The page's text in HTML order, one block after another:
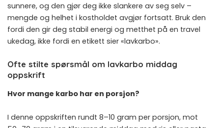
sunnere, og den gjør deg ikke slankere av seg selv –
mengde og helhet i kostholdet avgjør fortsatt. Bruk den
fordi den gir deg stabil energi og metthet på en travel
ukedag, ikke fordi en etikett sier «lavkarbo».
Ofte stilte spørsmål om lavkarbo middag
oppskrift
Hvor mange karbo har en porsjon?
I denne oppskriften rundt 8–10 gram per porsjon, mot